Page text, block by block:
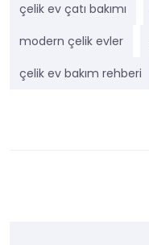
çelik ev çatı bakımı
modern çelik evler
çelik ev bakım rehberi